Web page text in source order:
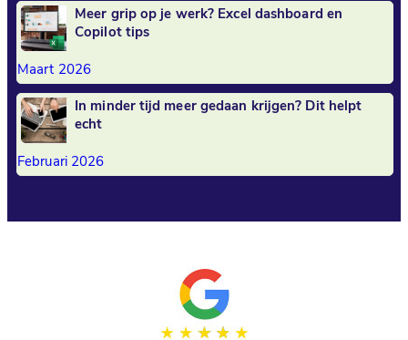
Meer grip op je werk? Excel dashboard en
Copilot tips
Maart 2026
In minder tijd meer gedaan krijgen? Dit helpt
echt
Februari 2026